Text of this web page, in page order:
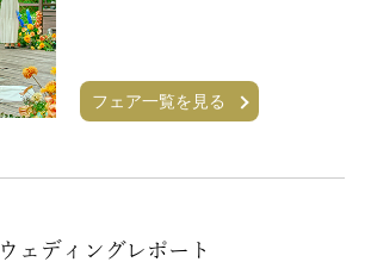
フェア一覧を見る
ウェディングレポート